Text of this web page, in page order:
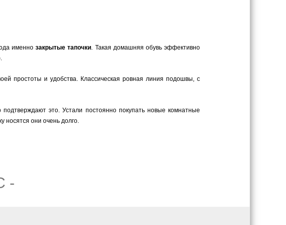
именнозакрытые тапочки. Такая домашняя обувь эффективно
простоты и удобства. Классическая ровная линия подошвы, с
это. Устали постоянно покупать новые комнатные
носятся они очень долго.
-